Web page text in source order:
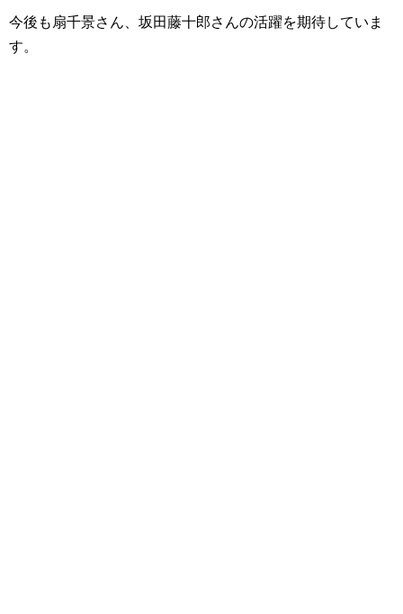
今後も扇千景さん、坂田藤十郎さんの活躍を期待していま
す。